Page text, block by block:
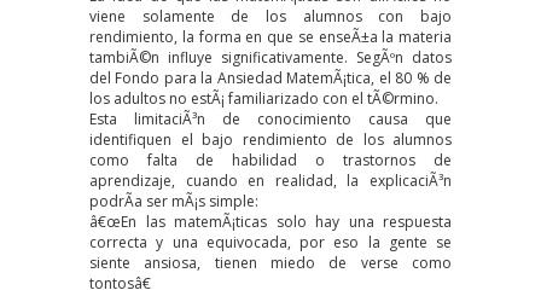
viene solamente de los alumnos con bajo
rendimiento, la forma en que se enseÃ±a la materia
tambiÃ©n influye significativamente. SegÃºn datos
del Fondo para la Ansiedad MatemÃ¡tica, el 80 % de
los adultos no estÃ¡ familiarizado con el tÃ©rmino.
Esta limitaciÃ³n de conocimiento causa que
identifiquen el bajo rendimiento de los alumnos
como falta de habilidad o trastornos de
aprendizaje, cuando en realidad, la explicaciÃ³n
podrÃ­a ser mÃ¡s simple:
â€œEn las matemÃ¡ticas solo hay una respuesta
correcta y una equivocada, por eso la gente se
siente ansiosa, tienen miedo de verse como
tontosâ€